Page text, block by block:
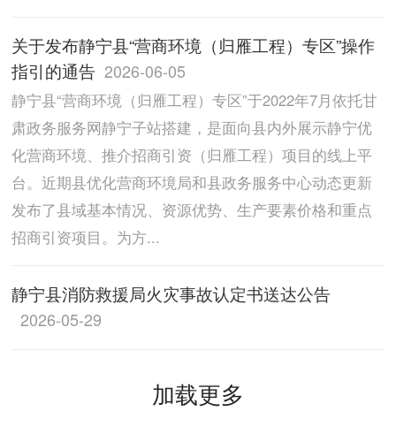
关于发布静宁县“营商环境（归雁工程）专区”操作
指引的通告 2026-06-05
静宁县“营商环境（归雁工程）专区”于2022年7月依托甘
肃政务服务网静宁子站搭建，是面向县内外展示静宁优
化营商环境、推介招商引资（归雁工程）项目的线上平
台。近期县优化营商环境局和县政务服务中心动态更新
发布了县域基本情况、资源优势、生产要素价格和重点
招商引资项目。为方...
静宁县消防救援局火灾事故认定书送达公告
2026-05-29
加载更多